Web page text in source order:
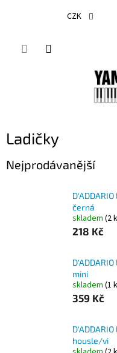
CZK
Ladičky
Nejprodávanější
černá
skladem (2
218 Kč
mini
skladem (1
359 Kč
housle/vi